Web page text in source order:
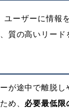
ーザーに情報
の高いリード
が途中で離脱
め、 必要最低限